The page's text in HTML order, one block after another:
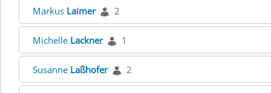
Markus Laimer 2
Michelle Lackner 1
Susanne Laßhofer 2